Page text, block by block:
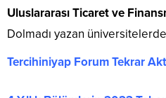
Uluslararası Ticaret ve
Dolmadı yazan
Tercihiniyap Forum Tekrar